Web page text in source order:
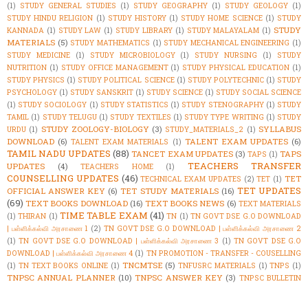
(1) STUDY GENERAL STUDIES (1) STUDY GEOGRAPHY (1) STUDY GEOLOGY (1)
STUDY HINDU RELIGION (1) STUDY HISTORY (1) STUDY HOME SCIENCE (1) STUDY
KANNADA (1) STUDY LAW (1) STUDY LIBRARY (1) STUDY MALAYALAM (1) STUDY
MATERIALS (5) STUDY MATHEMATICS (1) STUDY MECHANICAL ENGINEERING (1)
STUDY MEDICINE
(1) STUDY MICROBIOLOGY (1) STUDY NURSING (1)
STUDY
NUTRITION (1) STUDY OFFICE MANAGEMENT (1) STUDY PHYSICAL EDUCATION (1)
STUDY PHYSICS (1) STUDY POLITICAL SCIENCE (1) STUDY POLYTECHNIC (1) STUDY
PSYCHOLOGY (1) STUDY SANSKRIT (1) STUDY SCIENCE (1) STUDY SOCIAL SCIENCE
(1) STUDY SOCIOLOGY (1) STUDY STATISTICS (1) STUDY STENOGRAPHY (1) STUDY
TAMIL (1) STUDY TELUGU (1) STUDY TEXTILES (1) STUDY TYPE WRITING (1) STUDY
URDU (1) STUDY ZOOLOGY-BIOLOGY (3) STUDY_MATERIALS_2 (1) SYLLABUS
DOWNLOAD (6) TALENT EXAM MATERIALS (1) TALENT EXAM UPDATES (6)
TAMIL NADU UPDATES (88) TANCET EXAM UPDATES (3) TAPS (1) TAPS
UPDATES
(4) TEACHERS HOME (1)
TEACHERS TRANSFER
COUNSELLING UPDATES (46) TECHNICAL EXAM UPDATES (2) TET (1) TET
OFFICIAL ANSWER KEY (6) TET STUDY MATERIALS (16) TET UPDATES
(69) TEXT BOOKS DOWNLOAD (16) TEXT BOOKS NEWS (6) TEXT MATERIALS
(1) THIRAN (1) TIME TABLE EXAM (41) TN (1) TN GOVT DSE G.O DOWNLOAD
| பள்ளிக்கல்வி அரசாணை 1 (2) TN GOVT DSE G.O DOWNLOAD | பள்ளிக்கல்வி அரசாணை 2
(1) TN GOVT DSE G.O DOWNLOAD | பள்ளிக்கல்வி அரசாணை 3 (1) TN GOVT DSE G.O
DOWNLOAD | பள்ளிக்கல்வி அரசாணை 4 (1) TN PROMOTION - TRANSFER - COUSELLING
(1) TN TEXT BOOKS ONLINE (1) TNCMTSE (5) TNFUSRC MATERIALS (1) TNPS (1)
TNPSC ANNUAL PLANNER (10) TNPSC ANSWER KEY (3) TNPSC BULLETIN